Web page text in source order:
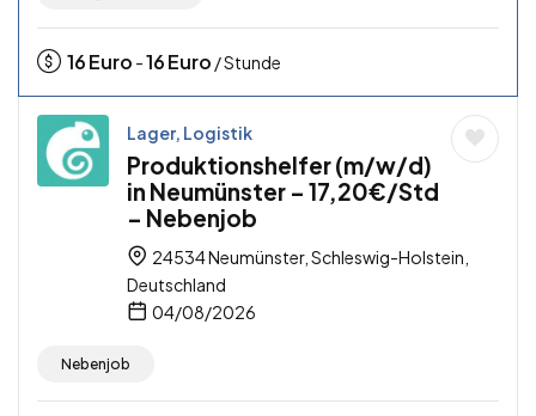
16Euro -16Euro / Stunde
Lager, Logistik
Produktionshelfer (m/w/d)
in Neumünster – 17,20€/Std
– Nebenjob
24534 Neumünster, Schleswig-Holstein,
Deutschland
04/08/2026
Nebenjob